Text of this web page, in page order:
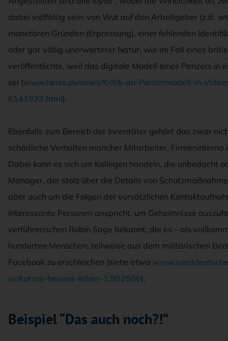
dabei vielfältig sein: von Wut auf den Arbeitgeber (z.B.
monetären Gründen (Erpressung), einer fehlenden
oder gar völlig unerwarteter Natur, wie im Fall eines
veröffentlichte, weil das digitale Modell eines Panzers in
sei (www.heise.de/news/Kritik-an-Panzermodell-in-
6141933.html).
Ebenfalls zum Bereich der Innentäter gehört das zwar
schädliche Verhalten mancher Mitarbeiter,
Dabei kann es sich um Kollegen handeln, die unbedacht
Manager, der stolz über die Details von
aber auch um die Folgen der vorsätzlichen
interessante Personen anspricht, um Geheimnisse
verführerischen Robin Sage bekannt, die es – als
hunderten Menschen, teilweise aus dem militärischen
Facebook zu erschleichen (siehe etwa
einkurzes-heisses-leben-1.982586).
Beispiel “Das auch noch?!”